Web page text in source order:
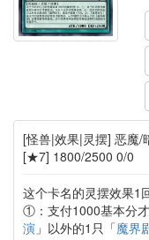
[怪兽|效果|灵摆] 恶魔/
[★7] 1800/2500 0/0
这个卡名的灵摆效果1
①：支付1000基本分
演」以外的1只「魔界